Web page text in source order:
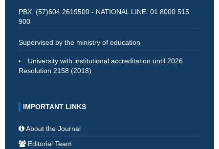
PBX: (57)604 2619500 - NATIONAL LINE: 01 8000 515
900
Supervised by the ministry of education
University with institutional accreditation until 2026.
Resolution 2158 (2018)
IMPORTANT LINKS
About the Journal
Editorial Team